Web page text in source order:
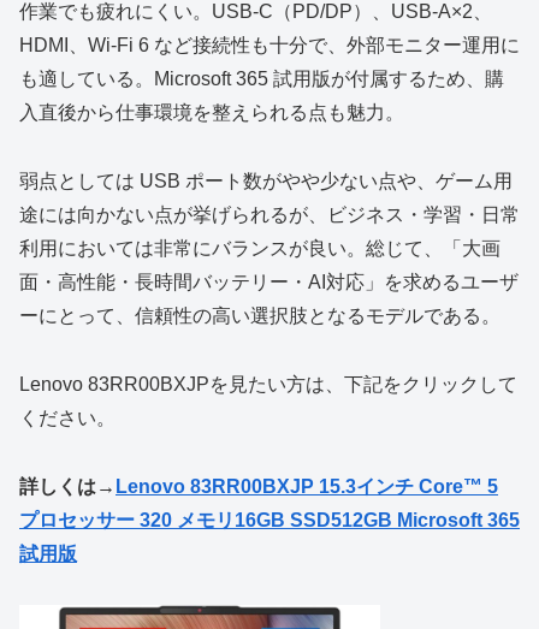
作業でも疲れにくい。USB‑C（PD/DP）、USB‑A×2、
HDMI、Wi‑Fi 6 など接続性も十分で、外部モニター運用に
も適している。Microsoft 365 試用版が付属するため、購
入直後から仕事環境を整えられる点も魅力。
弱点としては USB ポート数がやや少ない点や、ゲーム用
途には向かない点が挙げられるが、ビジネス・学習・日常
利用においては非常にバランスが良い。総じて、「大画
面・高性能・長時間バッテリー・AI対応」を求めるユーザ
ーにとって、信頼性の高い選択肢となるモデルである。
Lenovo 83RR00BXJPを見たい方は、下記をクリックして
ください。
詳しくは→ Lenovo 83RR00BXJP 15.3インチ Core™ 5
プロセッサー 320 メモリ16GB SSD512GB Microsoft 365
試用版